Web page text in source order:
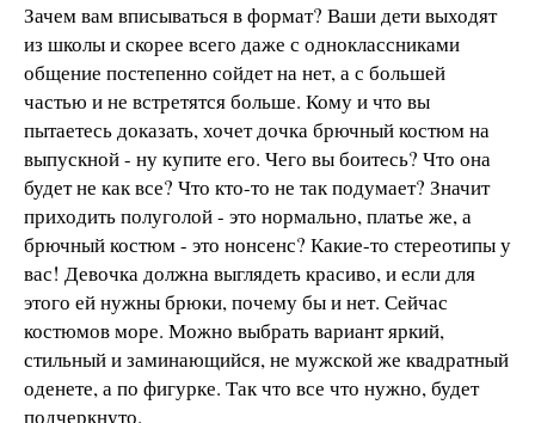
Зачем вам вписываться в формат? Ваши дети выходят
из школы и скорее всего даже с одноклассниками
общение постепенно сойдет на нет, а с большей
частью и не встретятся больше. Кому и что вы
пытаетесь доказать, хочет дочка брючный костюм на
выпускной - ну купите его. Чего вы боитесь? Что она
будет не как все? Что кто-то не так подумает? Значит
приходить полуголой - это нормально, платье же, а
брючный костюм - это нонсенс? Какие-то стереотипы у
вас! Девочка должна выглядеть красиво, и если для
этого ей нужны брюки, почему бы и нет. Сейчас
костюмов море. Можно выбрать вариант яркий,
стильный и заминающийся, не мужской же квадратный
оденете, а по фигурке. Так что все что нужно, будет
подчеркнуто.